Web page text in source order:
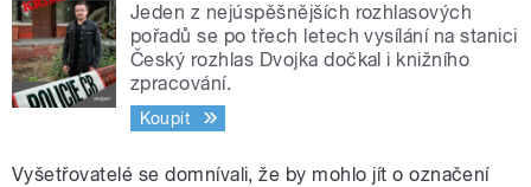
Jeden z nejúspěšnějších rozhlasových
pořadů se po třech letech vysílání na stanici
Český rozhlas Dvojka dočkal i knižního
zpracování.
Koupit
Vyšetřovatelé se domnívali, že by mohlo jít o označení